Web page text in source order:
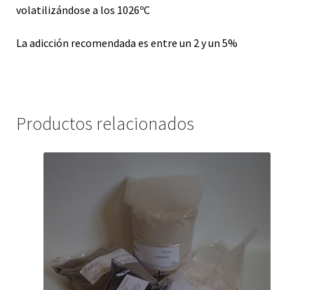
volatilizándose a los 1026ºC
La adicción recomendada es entre un 2 y un 5%
Productos relacionados